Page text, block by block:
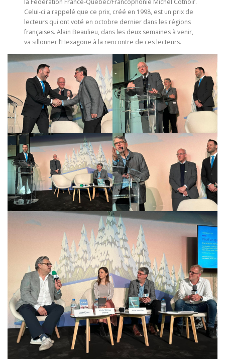
Celui-ci a rappelé que ce prix, créé en 1998, est un prix de
lecteurs qui ont voté en octobre dernier dans les régions
françaises. Alain Beaulieu, dans les deux semaines à venir,
va sillonner l’Hexagone à la rencontre de ces lecteurs.